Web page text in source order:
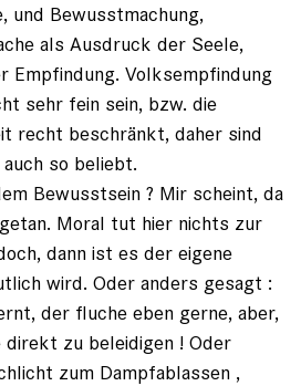
und Bewusstmachung,
als Ausdruck der Seele,
Empfindung. Volksempfindung
sehr fein sein, bzw. die
recht beschränkt, daher sind
so beliebt.
Bewusstsein ? Mir scheint, da
Moral tut hier nichts zur
dann ist es der eigene
wird. Oder anders gesagt :
der fluche eben gerne, aber,
direkt zu beleidigen ! Oder
zum Dampfablassen ,